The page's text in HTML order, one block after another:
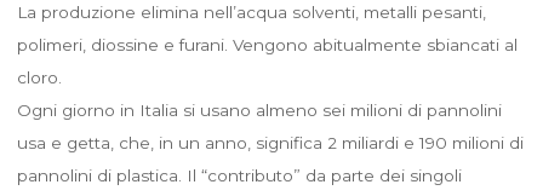
La produzione elimina nell’acqua solventi, metalli pesanti,
polimeri, diossine e furani. Vengono abitualmente sbiancati al
cloro.
Ogni giorno in Italia si usano almeno sei milioni di pannolini
usa e getta, che, in un anno, significa 2 miliardi e 190 milioni di
pannolini di plastica. Il “contributo” da parte dei singoli